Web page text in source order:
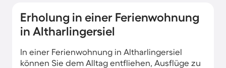
Erholung in einer Ferienwohnung
in Altharlingersiel
In einer Ferienwohnung in Altharlingersiel
können Sie dem Alltag entfliehen, Ausflüge zu